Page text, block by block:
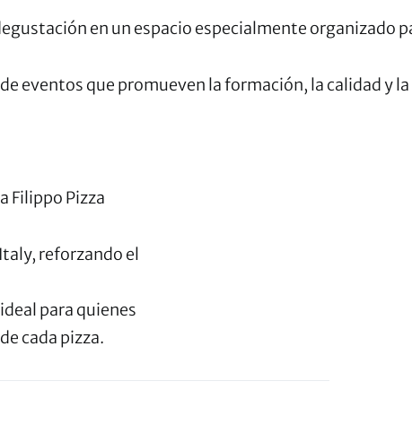
en un espacio especialmente
eventos que promueven la formación, la calidad
Filippo Pizza
reforzando el
para quienes
cada pizza.